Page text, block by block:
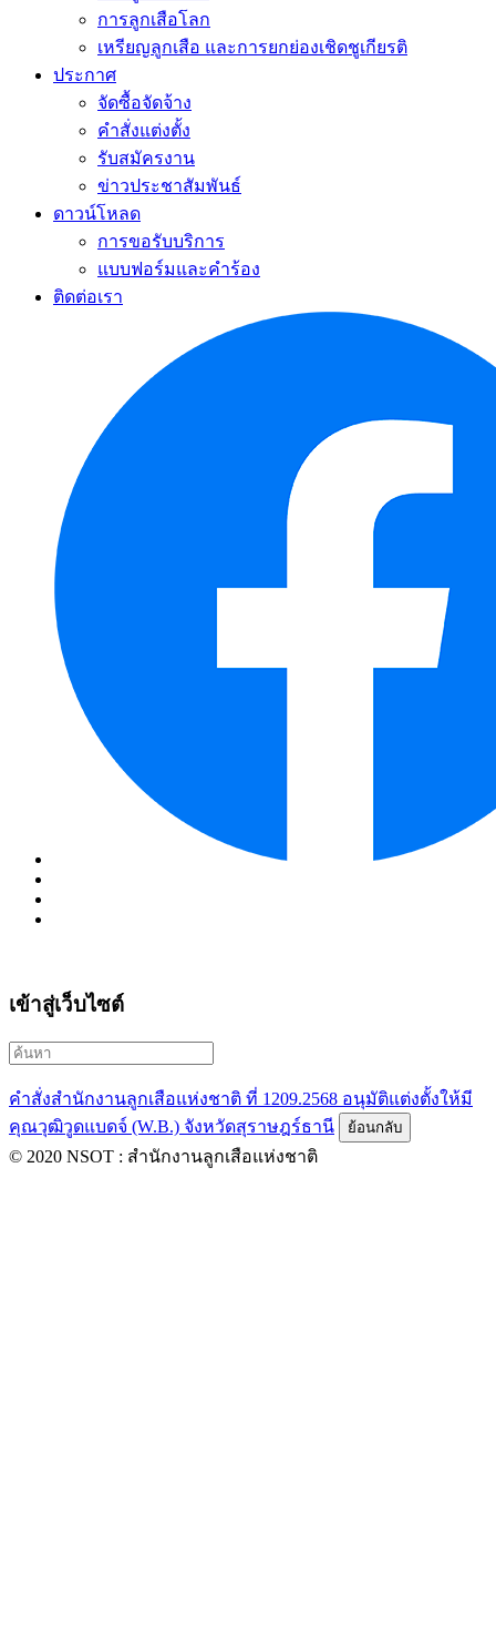
การลูกเสือโลก
เหรียญลูกเสือ และการยกย่องเชิดชูเกียรติ
ประกาศ
จัดซื้อจัดจ้าง
คำสั่งแต่งตั้ง
รับสมัครงาน
ข่าวประชาสัมพันธ์
ดาวน์โหลด
การขอรับบริการ
แบบฟอร์มและคำร้อง
ติดต่อเรา
เข้าสู่เว็บไซต์
คำสั่งสำนักงานลูกเสือแห่งชาติ ที่ 1209.2568 อนุมัติแต่งตั้งให้มี
คุณวุฒิวูดแบดจ์ (W.B.) จังหวัดสุราษฎร์ธานี
© 2020 NSOT : สำนักงานลูกเสือแห่งชาติ